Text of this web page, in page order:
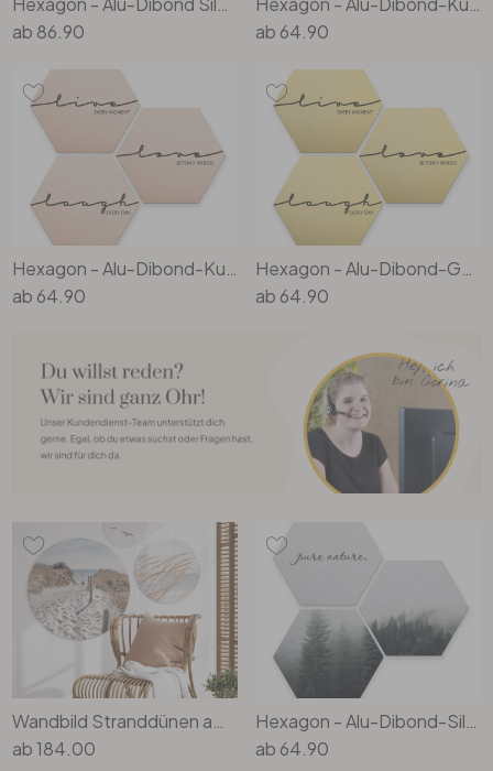
ab 86.90
ab 64.90
ab 64.90
ab 64.90
Wandbild Stranddünen am Meer Set (3-teilig) - Alu-Dibond Rund
ab184.00
Hexagon - Alu-Dibond-Silbereffekt - Pure Nature Wald (3er Set)
ab 64.90